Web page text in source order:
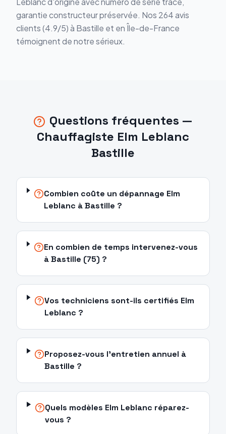
garantie constructeur préservée. Nos 264 avis
clients (4.9/5) à Bastille et en Île-de-France
témoignent de notre sérieux.
Questions fréquentes —
Chauffagiste Elm Leblanc
Bastille
Combien coûte un dépannage Elm
Leblanc à Bastille ?
En combien de temps intervenez-vous
à Bastille (75) ?
Vos techniciens sont-ils certifiés Elm
Leblanc ?
Proposez-vous l'entretien annuel à
Bastille ?
Quels modèles Elm Leblanc réparez-
vous ?